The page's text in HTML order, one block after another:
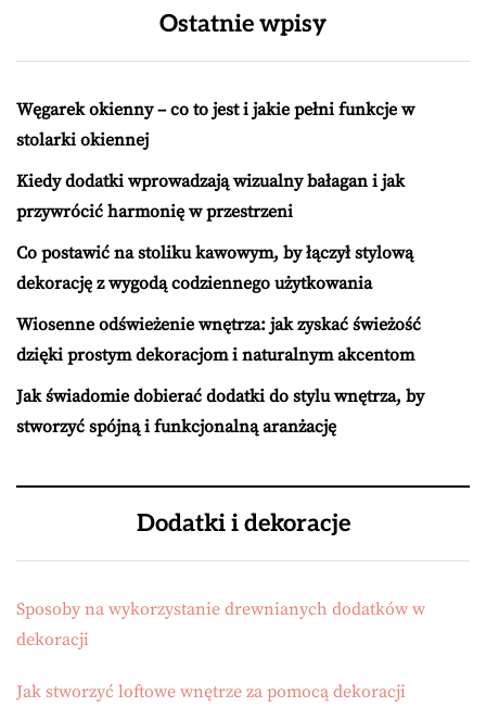
Ostatnie wpisy
Węgarek okienny – co to jest i jakie pełni funkcje w
stolarki okiennej
Kiedy dodatki wprowadzają wizualny bałagan i jak
przywrócić harmonię w przestrzeni
Co postawić na stoliku kawowym, by łączył stylową
dekorację z wygodą codziennego użytkowania
Wiosenne odświeżenie wnętrza: jak zyskać świeżość
dzięki prostym dekoracjom i naturalnym akcentom
Jak świadomie dobierać dodatki do stylu wnętrza, by
stworzyć spójną i funkcjonalną aranżację
Dodatki i dekoracje
Sposoby na wykorzystanie drewnianych dodatków w
dekoracji
Jak stworzyć loftowe wnętrze za pomocą dekoracji